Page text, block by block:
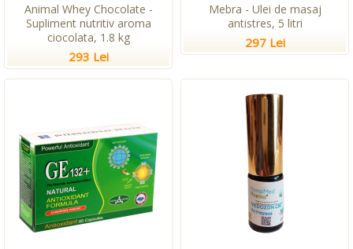
Animal Whey Chocolate -
Supliment nutritiv aroma
ciocolata, 1.8 kg
293 Lei
Mebra - Ulei de masaj
antistres, 5 litri
297 Lei